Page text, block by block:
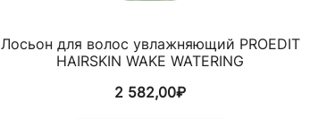
Лосьон для волос увлажняющий PROEDIT
HAIRSKIN WAKE WATERING
2 582,00₽